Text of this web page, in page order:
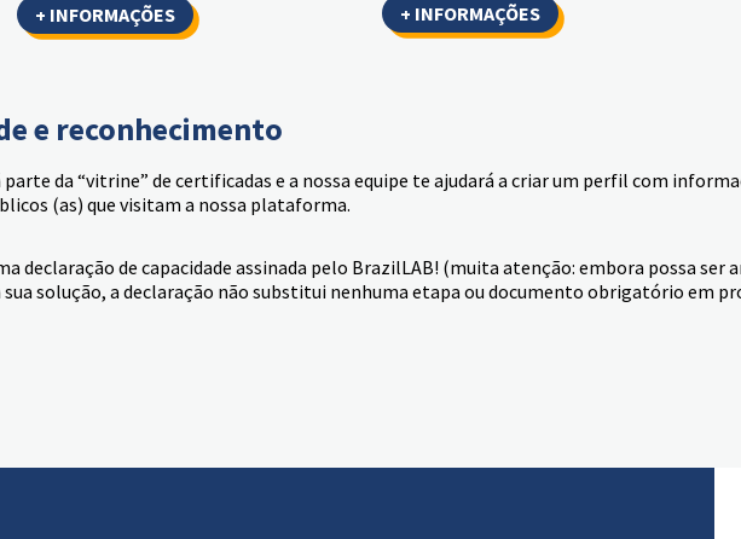
+ INFORMAÇÕES + INFORMAÇÕES
e reconhecimento
parte da “vitrine” de certificadas e a nossa equipe te ajudará a criar um perfil com
(as) que visitam a nossa plataforma.
declaração de capacidade assinada pelo BrazilLAB! (muita atenção: embora possa ser
sua solução, a declaração não substitui nenhuma etapa ou documento obrigatório em